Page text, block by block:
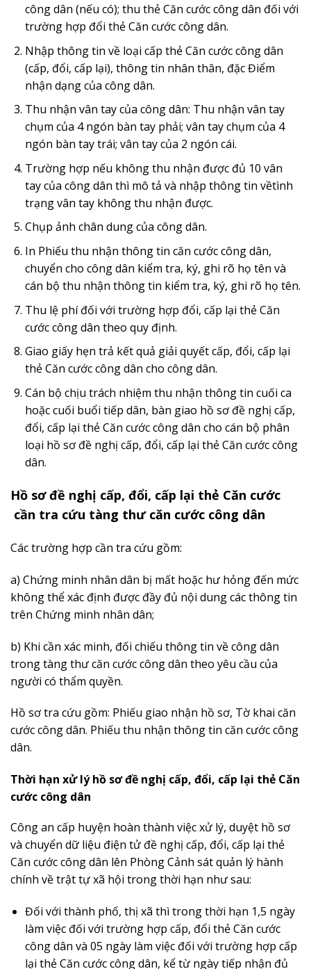
công dân (nếu có); thu thẻ Căn cước công dân đối với
trường hợp đổi thẻCăn cước công dân.
Nhập thông tin về loại cấp thẻ Căn cước công dân
(cấp, đổi, cấp lại), thông tin nhân thân, đặc Điểm
nhận dạng của công dân.
Thu nhận vân tay của công dân: Thu nhận vân tay
chụm của 4 ngón bàn tay phải; vân tay chụm của 4
ngón bàn tay trái; vân tay của 2 ngón cái.
Trường hợp nếu không thu nhận được đủ 10 vân
tay của công dân thì mô tả và nhập thông tin vềtình
trạng vân tay khôngthu nhận được.
Chụp ảnh chân dung của công dân.
In Phiếu thu nhận thông tin căn cước công dân,
chuyển cho công dân kiểm tra, ký, ghi rõ họ tên và
cán bộ thu nhận thông tin kiểm tra, ký, ghi rõ họ tên.
Thu lệ phí đối với trường hợp đổi, cấp lại thẻ Căn
cước công dân theo quy định.
Giao giấy hẹn trả kết quả giải quyết cấp, đổi, cấp lại
thẻCăn cước công dân cho công dân.
Cán bộ chịu trách nhiệm thu nhận thông tin cuối ca
hoặc cuối buổi tiếp dân, bàn giao hồ sơ đề nghị cấp,
đổi, cấp lại thẻ Căn cước công dân cho cán bộ phân
loại hồ sơ đề nghị cấp, đổi, cấp lại thẻ Căn cước công
dân.
Hồ sơ đề nghị cấp, đổi, cấp lại thẻ Căn cước
cần tra cứu tàng thư căn cước công dân
Các trường hợp cần tra cứu gồm:
a) Chứng minh nhân dân bị mất hoặc hư hỏng đến mức
không thểxác định được đầy đủ nội dung các thông tin
trên Chứng minh nhân dân;
b) Khi cần xác minh, đối chiếu thông tin về công dân
trong tàng thư căn cước công dân theo yêu cầu của
người có thẩm quyền.
Hồ sơ tra cứu gồm: Phiếu giao nhận hồ sơ, Tờ khai căn
cước công dân. Phiếu thu nhận thông tin căn cước công
dân.
Thời hạn xử lý hồ sơ đề nghị cấp, đổi, cấp lại thẻ Căn
cước công dân
Công an cấp huyện hoàn thành việc xử lý, duyệt hồ sơ
và chuyển dữ liệu điện tử đề nghị cấp, đổi, cấp lại thẻ
Căn cước công dân lên Phòng Cảnh sát quản lý hành
chính vềtrật tự xã hội trong thời hạn như sau:
Đối với thành phố, thị xã thìtrong thời hạn 1,5 ngày
làm việc đối với trường hợp cấp, đổi thẻ Căn cước
công dân và 05 ngày làm việc đối với trường hợp cấp
lại thẻCăn cước công dân, kểtừ ngày tiếp nhận đủ